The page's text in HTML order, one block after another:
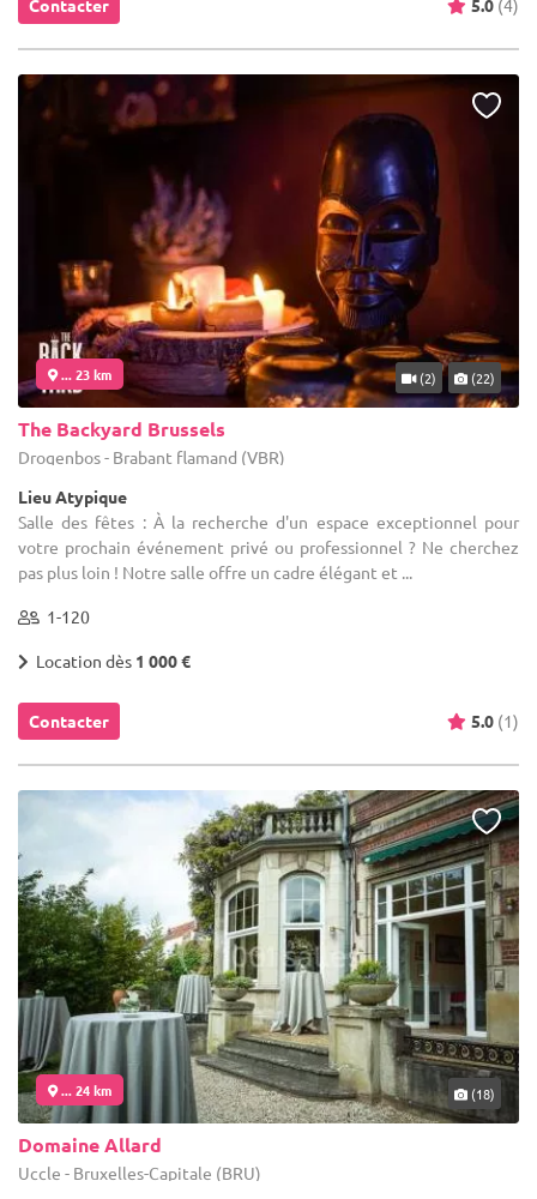
Contacter 5.0 (4)
... 23 km (2) (22)
The Backyard Brussels
Drogenbos - Brabant flamand (VBR)
Lieu Atypique
Salle des fêtes : À la recherche d'un espace exceptionnel pour
votre prochain événement privé ou professionnel ? Ne cherchez
pas plus loin ! Notre salle offre un cadre élégant et ...
1-120
Location dès 1 000 €
Contacter 5.0 (1)
... 24 km (18)
Domaine Allard
Uccle - Bruxelles-Capitale (BRU)